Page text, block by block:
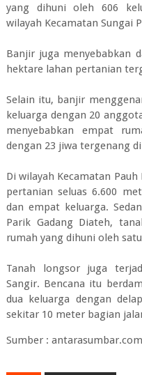
yang dihuni oleh 606
wilayah Kecamatan Sungai
Banjir juga menyebabkan
hektare lahan pertanian
Selain itu, banjir
keluarga dengan 20
menyebabkan empat
dengan 23 jiwa tergenang
Di wilayah Kecamatan
pertanian seluas 6.600
dan empat keluarga.
Parik Gadang Diateh,
rumah yang dihuni oleh
Tanah longsor juga
Sangir. Bencana itu
dua keluarga dengan
sekitar 10 meter bagian
Sumber : antarasumbar.com